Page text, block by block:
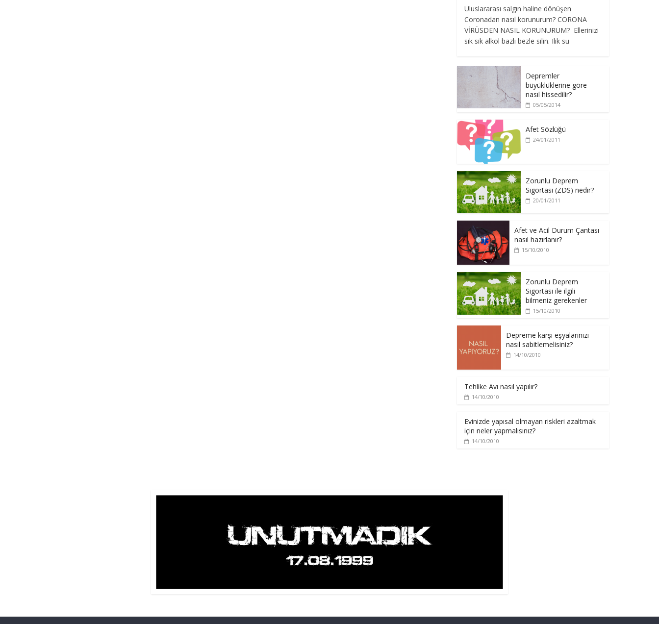
Uluslararası salgın haline dönüşen
Coronadan nasıl korunurum? CORONA
VİRÜSDEN NASIL KORUNURUM? Ellerinizi
sık sık alkol bazlı bezle silin. Ilık su
Depremler
büyüklüklerine göre
nasıl hissedilir?
05/05/2014
Afet Sözlüğü
24/01/2011
Zorunlu Deprem
Sigortası (ZDS) nedir?
20/01/2011
Afet ve Acil Durum Çantası
nasıl hazırlanır?
15/10/2010
Zorunlu Deprem
Sigortası ile ilgili
bilmeniz gerekenler
15/10/2010
Depreme karşı eşyalarınızı
nasıl sabitlemelisiniz?
14/10/2010
Tehlike Avı nasıl yapılır?
14/10/2010
Evinizde yapısal olmayan riskleri azaltmak
için neler yapmalısınız?
14/10/2010